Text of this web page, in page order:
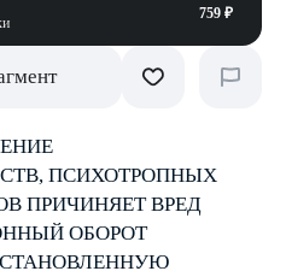
759 ₽
ПСИХОТРОПНЫХ
ПРИЧИНЯЕТ ВРЕД
ОБОРОТ